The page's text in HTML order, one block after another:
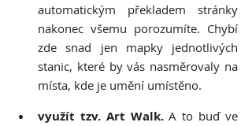
automatickým překladem stránky
nakonec všemu porozumíte. Chybí
zde snad jen mapky jednotlivých
stanic, které by vás nasměrovaly na
místa, kde je umění umístěno.
využít tzv. Art Walk. A to buď ve